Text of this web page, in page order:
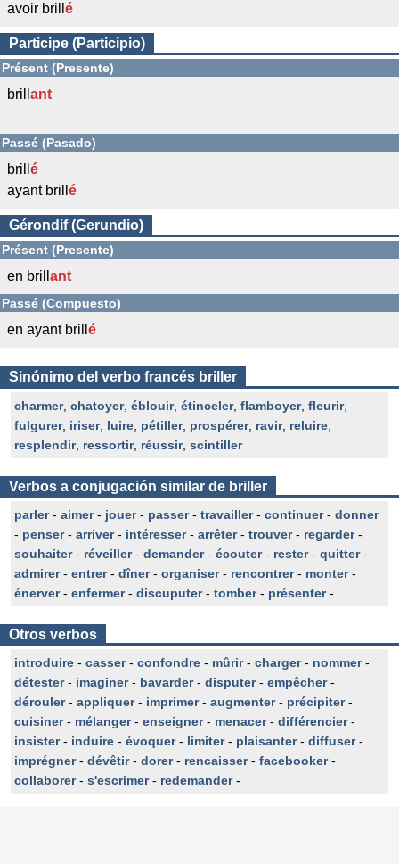
avoir brill é
Participe (Participio)
Présent (Presente)
brill ant
Passé (Pasado)
brill é
ayant brill é
Gérondif (Gerundio)
Présent (Presente)
en brill ant
Passé (Compuesto)
en ayant brill é
Sinónimo del verbo francés briller
charmer, chatoyer, éblouir, étinceler, flamboyer, fleurir,
fulgurer, iriser, luire pétiller, prospérer, ravir, reluire
resplendir, ressortir, réussir, scintiller
Verbos a conjugación similar de briller
parler- aimer- jouer- passer- travailler- continuer- donner
- penser- arriver- intéresser- arrêter- trouver- regarder-
souhaiter- réveiller- demander- écouter- rester- quitter-
admirer- entrer- dîner- organiser- rencontrer- monter-
énerver- enfermer- discuputer- tomber- présenter-
Otros verbos
introduire - casser- confondre - mûrir- charger- nommer-
détester- imaginer- bavarder- disputer- empêcher-
dérouler- appliquer- imprimer- augmenter- précipiter-
cuisiner- mélanger- enseigner- menacer- différencier-
insister- induire - évoquer- limiter- plaisanter- diffuser-
imprégner- dévêtir- dorer- rencaisser- facebooker-
collaborer- s'escrimer- redemander-